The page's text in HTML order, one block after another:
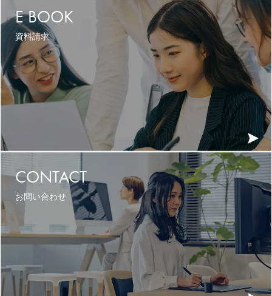
E BOOK
資料請求
CONTACT
お問い合わせ